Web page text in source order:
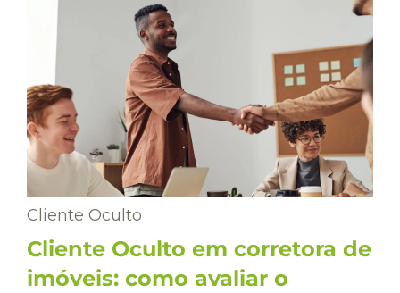
Cliente Oculto
Cliente Oculto em corretora de
imóveis: como avaliar o